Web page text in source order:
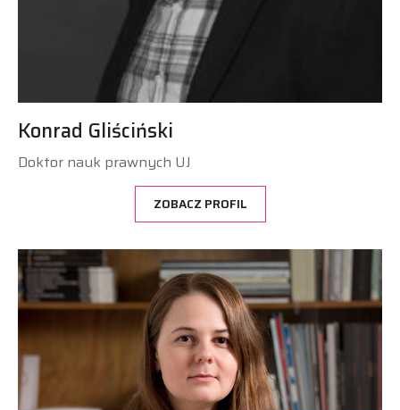
Konrad Gliściński
Doktor nauk prawnych UJ
ZOBACZ PROFIL